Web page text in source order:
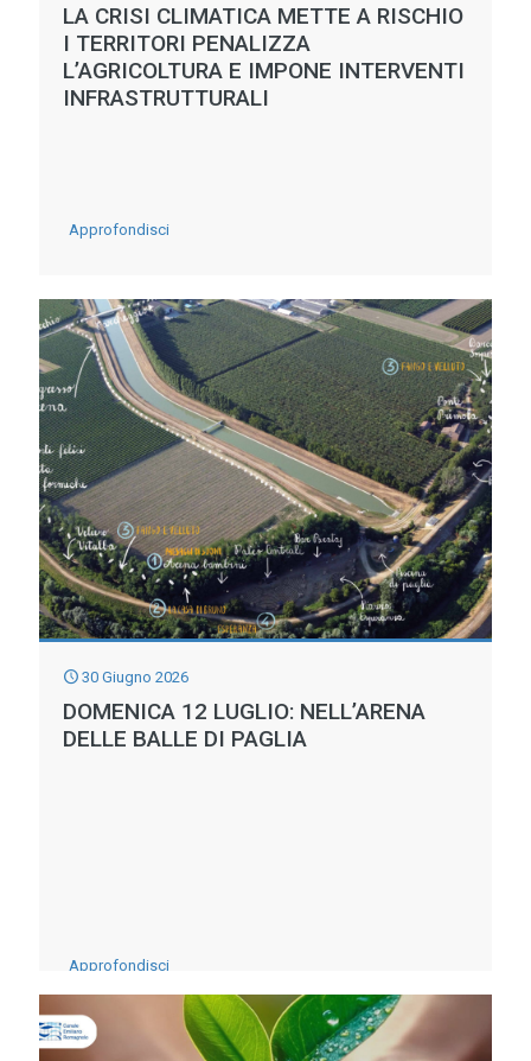
LA CRISI CLIMATICA METTE A RISCHIO
I TERRITORI PENALIZZA
L’AGRICOLTURA E IMPONE INTERVENTI
INFRASTRUTTURALI
Approfondisci-
CRISI
CLIMATICA
METTE
A
RISCHIO
I
TERRITORI
PENALIZZA
L’AGRICOLTURA
E
30 Giugno 2026
DOMENICA 12 LUGLIO: NELL’ARENA
DELLE BALLE DI PAGLIA
Approfondisci-
Domenica